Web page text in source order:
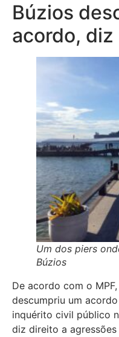
Búzios
acordo, diz
Um dos piers
Búzios
De acordo com o
descumpriu um
inquérito civil público
diz direito a